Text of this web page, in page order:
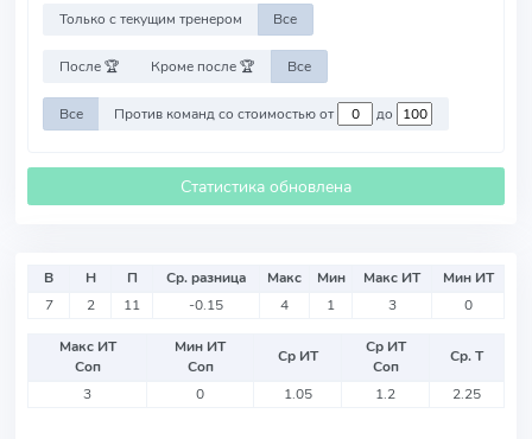
Только с текущим тренером Все
После 🏆 Кроме после 🏆 Все
Все Против команд со стоимостью от до
Статистика обновлена
В Н П Ср. разница Макс Мин Макс ИТ
Мин ИТ
7
2 11 -0.15 4 1 3 0
Макс ИТ
Соп
Мин ИТ
Соп
Ср ИТ
Ср ИТ
Соп
Ср. Т
3
0 1.05 1.2 2.25